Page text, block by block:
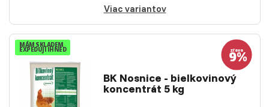
Viac variantov
MÁM SKLADEM
EXPEDUJI IHNED
BK Nosnice - bielkovinový
koncentrát 5 kg